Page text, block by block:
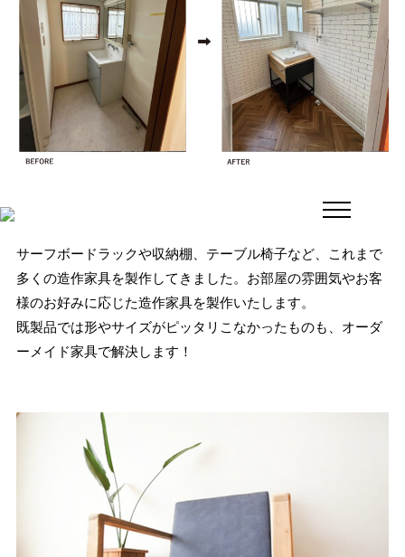
サーフボードラックや収納棚、テーブル椅子など、これまで
多くの造作家具を製作してきました。お部屋の雰囲気やお客
様のお好みに応じた造作家具を製作いたします。
既製品では形やサイズがピッタリこなかったものも、オーダ
ーメイド家具で解決します！